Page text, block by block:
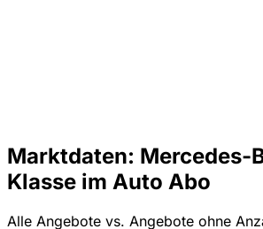
Marktdaten: Mercedes-
Klasse im Auto Abo
Alle Angebote vs. Angebote ohne